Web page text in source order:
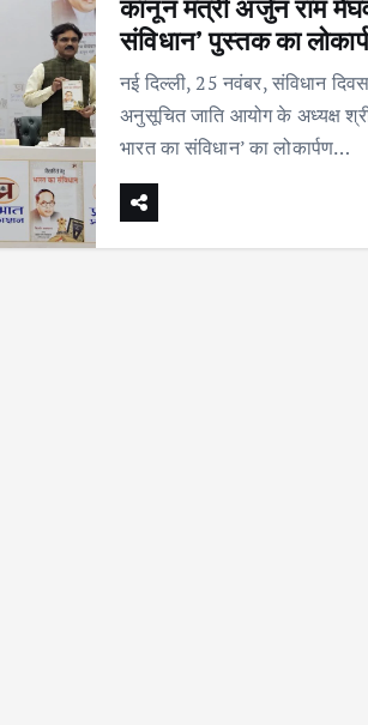
कानून मंत्री अर्जुन राम
संविधान’ पुस्तक का
नई दिल्ली, 25 नवंबर, संविधान
अनुसूचित जाति आयोग के अध्यक्ष श्री
भारत का संविधान’ का लोकार्पण…